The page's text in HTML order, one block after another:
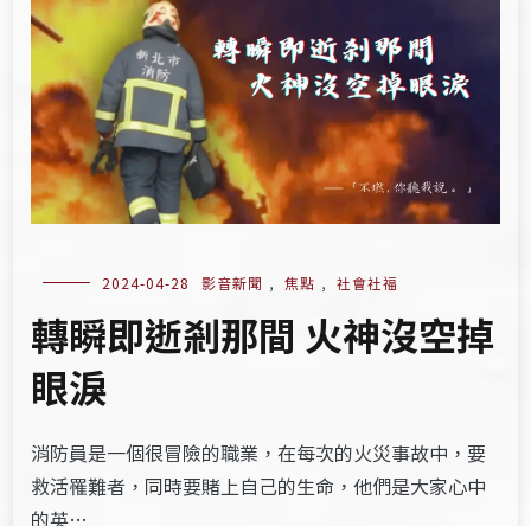
2024-04-28 影音新聞 , 焦點 , 社會社福
轉瞬即逝剎那間 火神沒空掉
眼淚
消防員是一個很冒險的職業，在每次的火災事故中，要
救活罹難者，同時要賭上自己的生命，他們是大家心中
的英…